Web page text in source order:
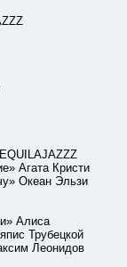
Агата Кристи
Океан Эльзи
Алиса
Трубецкой
Леонидов